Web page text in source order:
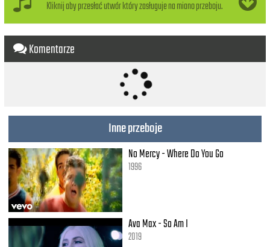
I wanna hold you, but my senses tell me to stop
I wanna kiss you but I want it too much (too much)
I wanna taste you but your lips are venomous poison
Yeah
Well I don't wanna break these chains
Poison (Poi-son)
And I don't wanna break these chains
Poison
Kliknij aby przesłać utwór który zasługuje na miano przeboju.
Komentarze
Inne przeboje
No Mercy - Where Do You Go
1996
Ava Max - So Am I
2019